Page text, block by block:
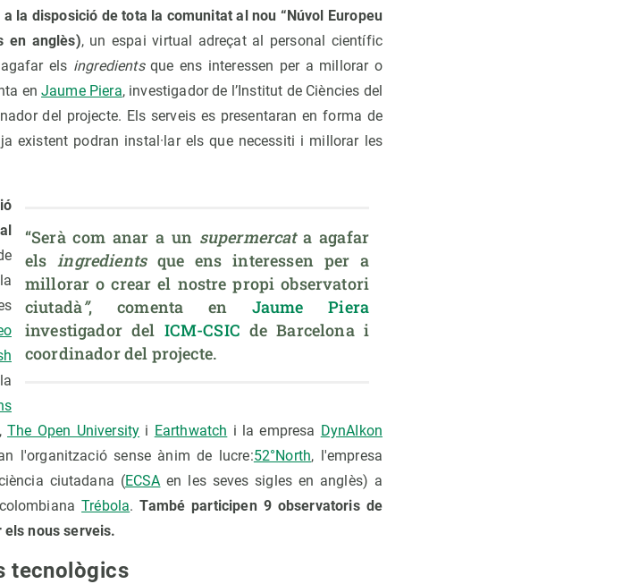
la disposició de tota la comunitat al nou “Núvol Europeu
en anglès), un espai virtual adreçat al personal científic
els ingredientsque ens interessen per a millorar o
enJaume Piera, investigador de l’Institut de Ciències del
del projecte. Els serveis es presentaran en forma de
existent podran instal·lar els que necessiti i millorar les
“Serà com anar a un supermercat a agafar
els ingredients que ens interessen per a
millorar o crear el nostre propi observatori
ciutadà”, comenta en Jaume Piera
investigador del ICM-CSIC de Barcelona i
coordinador del projecte.
The Open University i Earthwatch i la empresa DynAIkon
l'organització sense ànim de lucre:52°North, l'empresa
ciutadana (ECSA en les seves sigles en anglès) a
Trébola. També participen 9 observatoris de
nous serveis.
tecnològics